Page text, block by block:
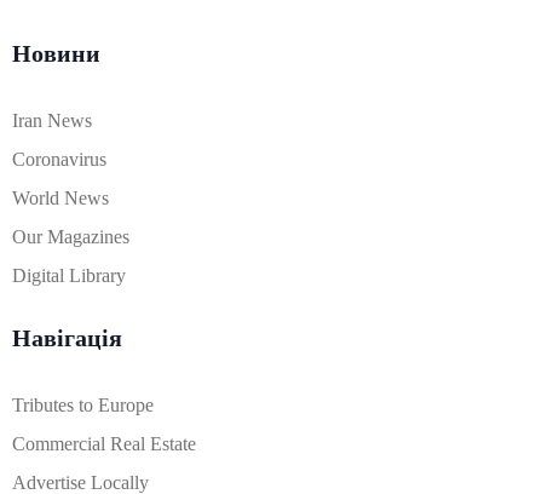
Новини
Iran News
Coronavirus
World News
Our Magazines
Digital Library
Навігація
Tributes to Europe
Commercial Real Estate
Advertise Locally